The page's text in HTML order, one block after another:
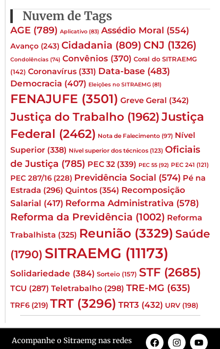
Nuvem de Tags
AGE (789) Aplicativo (83) Assédio Moral (554)
Avanço (243) Cidadania (809) CNJ (1326)
Condolências (74) Convênios (370) Coral do SITRAEMG
(142) Coronavírus (331) Data-base (483)
Democracia (407) Eleições no SITRAEMG (81)
FENAJUFE (3501) Greve Geral (342)
Justiça do Trabalho (1962) Justiça
Federal (2462) Nota de Falecimento (97) Nível
Superior (338) Nível superior dos técnicos (123) Oficiais
de Justiça (785) PEC 32 (339) PEC 55 (92) PEC 241 (121)
PEC 287/16 (228) Previdência Social (574) Pé na
Estrada (296) Quintos (354) Recomposição
Salarial (417) Reforma Administrativa (578)
Reforma da Previdência (1002) Reforma
Trabalhista (325) Reunião (3329) Saúde
(1790) SITRAEMG (11173)
Solidariedade (384) Sorteio (157) STF (2685)
TCU (287) Teletrabalho (298) TRE-MG (635)
TRF6 (219) TRT (3296) TRT3 (432) URV (198)
Acompanhe o Sitraemg nas redes